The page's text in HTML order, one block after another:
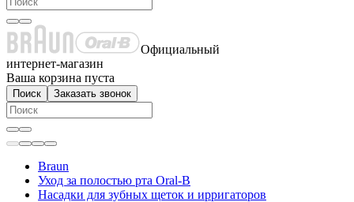
Официальный
интернет-магазин
Ваша корзина пуста
Поиск Заказать звонок
Braun
Уход за полостью рта Oral-B
Насадки для зубных щеток и ирригаторов